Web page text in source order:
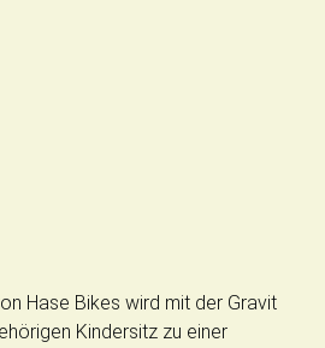
Hase Bikes wird mit der Gravit
Kindersitz zu einer